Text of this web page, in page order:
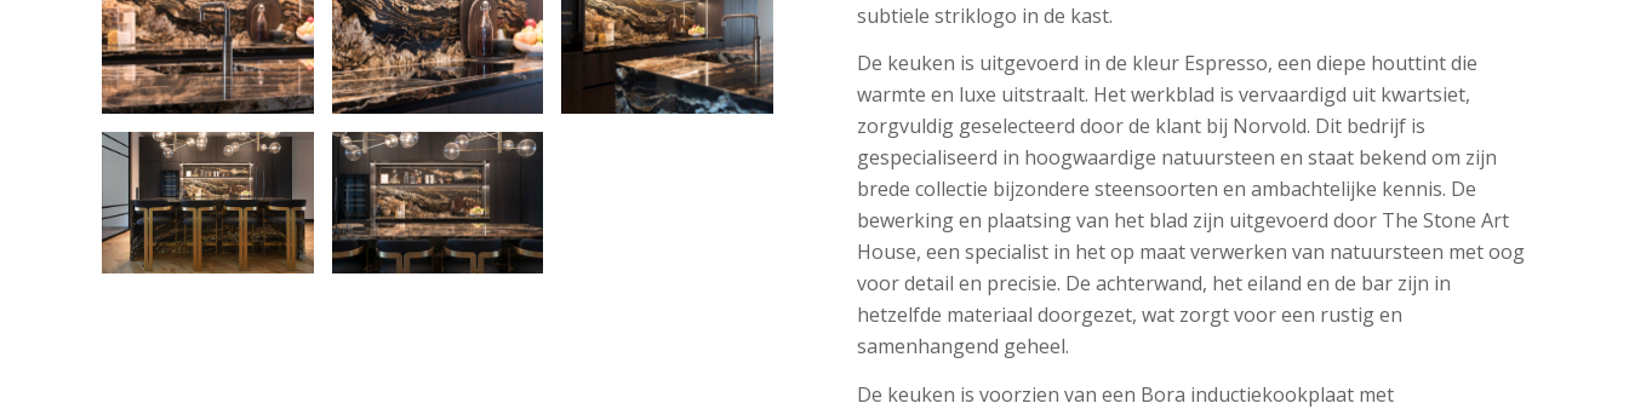
subtiele striklogo in de kast.
De keuken is uitgevoerd in de kleur Espresso, een diepe houttint die
warmte en luxe uitstraalt. Het werkblad is vervaardigd uit kwartsiet,
zorgvuldig geselecteerd door de klant bij Norvold. Dit bedrijf is
gespecialiseerd in hoogwaardige natuursteen en staat bekend om zijn
brede collectie bijzondere steensoorten en ambachtelijke kennis. De
bewerking en plaatsing van het blad zijn uitgevoerd door The Stone Art
House, een specialist in het op maat verwerken van natuursteen met oog
voor detail en precisie. De achterwand, het eiland en de bar zijn in
hetzelfde materiaal doorgezet, wat zorgt voor een rustig en
samenhangend geheel.
De keuken is voorzien van een Bora inductiekookplaat met